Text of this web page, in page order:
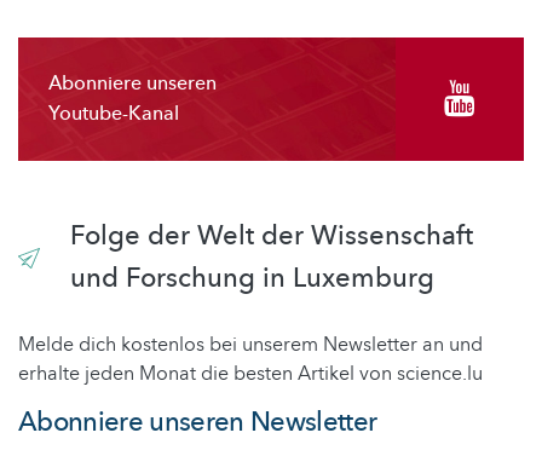
Abonniere unseren
Youtube-Kanal
Folge der Welt der Wissenschaft
und Forschung in Luxemburg
Melde dich kostenlos bei unserem Newsletter an und
erhalte jeden Monat die besten Artikel von science.lu
Abonniere unseren Newsletter